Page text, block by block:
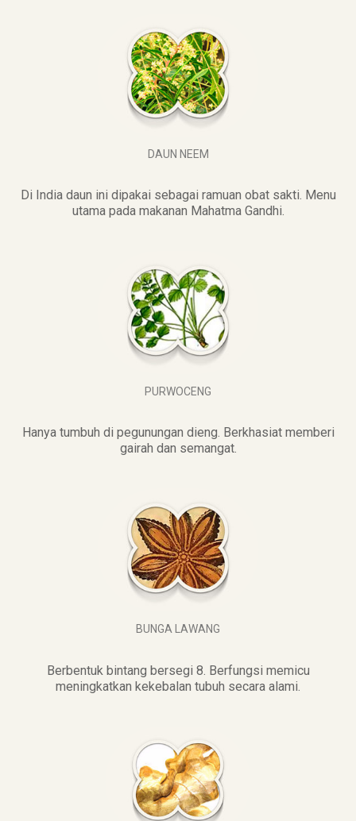
DAUN NEEM
Di India daun ini dipakai sebagai ramuan obat sakti. Menu
utama pada makanan Mahatma Gandhi.
PURWOCENG
Hanya tumbuh di pegunungan dieng. Berkhasiat memberi
gairah dan semangat.
BUNGA LAWANG
Berbentuk bintang bersegi 8. Berfungsi memicu
meningkatkan kekebalan tubuh secara alami.